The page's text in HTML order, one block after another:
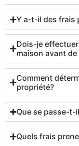
Y a-t-il des frais
Dois-je
maison avant
Comment
propriété?
Que se passe-t-
Quels frais